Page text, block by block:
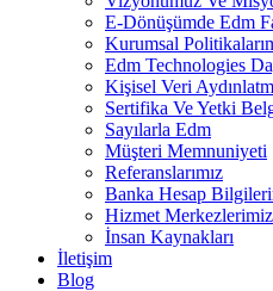
E-Dönüşümde Edm
Kurumsal
Edm Technologies
Kişisel Veri
Sertifika Ve Yetki
Sayılarla Edm
Müşteri Memnuniyeti
Referanslarımız
Banka Hesap
Hizmet Merkezlerimiz
İnsan Kaynakları
İletişim
Blog